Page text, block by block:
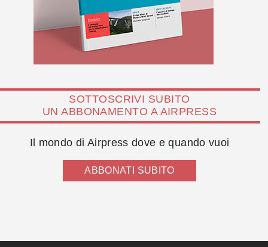
SOTTOSCRIVI SUBITO
UN ABBONAMENTO A AIRPRESS
Il mondo di Airpress dove e quando vuoi
ABBONATI SUBITO